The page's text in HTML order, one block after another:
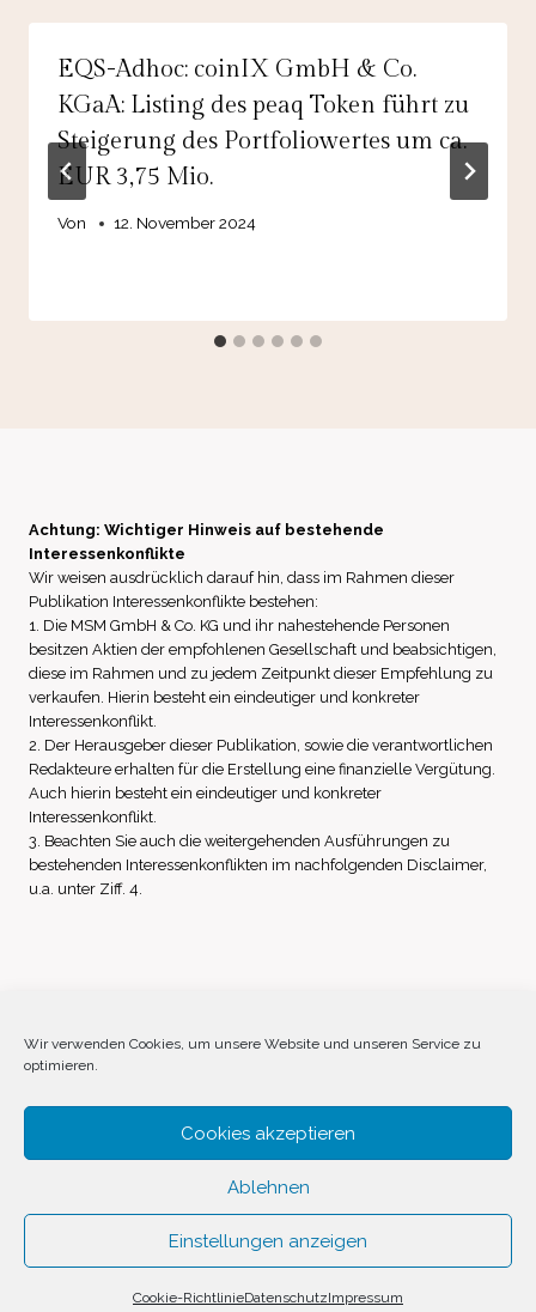
Wir verwenden Cookies, um unsere Website und unseren Service zu
optimieren.
Cookies akzeptieren
Ablehnen
Einstellungen anzeigen
Cookie-RichtlinieDatenschutzImpressum
EQS-Adhoc: coinIX GmbH & Co.
KGaA: Listing des peaq Token führt zu
Steigerung des Portfoliowertes um ca.
EUR 3,75 Mio.
Von 12. November 2024
Achtung: Wichtiger Hinweis auf bestehende
Interessenkonflikte
Wir weisen ausdrücklich darauf hin, dass im Rahmen dieser
Publikation Interessenkonflikte bestehen:
1. Die MSM GmbH & Co. KG und ihr nahestehende Personen
besitzen Aktien der empfohlenen Gesellschaft und beabsichtigen,
diese im Rahmen und zu jedem Zeitpunkt dieser Empfehlung zu
verkaufen. Hierin besteht ein eindeutiger und konkreter
Interessenkonflikt.
2. Der Herausgeber dieser Publikation, sowie die verantwortlichen
Redakteure erhalten für die Erstellung eine finanzielle Vergütung.
Auch hierin besteht ein eindeutiger und konkreter
Interessenkonflikt.
3. Beachten Sie auch die weitergehenden Ausführungen zu
bestehenden Interessenkonflikten im nachfolgenden Disclaimer,
u.a. unter Ziff. 4.
Impressum Datenschutz
Disclaimer
© 2026 Invest Inside by